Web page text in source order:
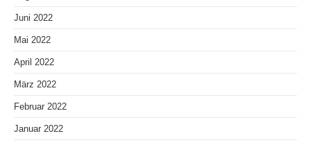
Juni 2022
Mai 2022
April 2022
März 2022
Februar 2022
Januar 2022